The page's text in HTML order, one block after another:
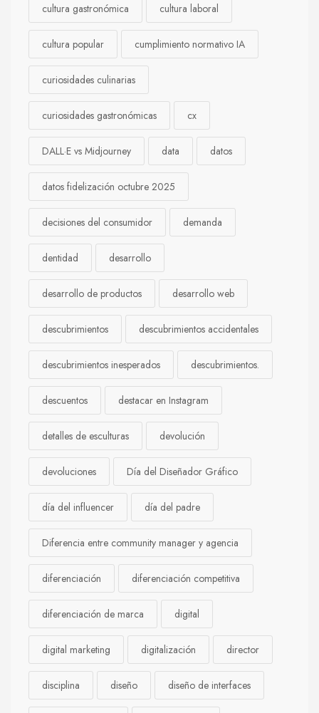
cultura gastronómica cultura laboral
cultura popular cumplimiento normativo IA
curiosidades culinarias
curiosidades gastronómicas cx
DALL·E vs Midjourney data datos
datos fidelización octubre 2025
decisiones del consumidor demanda
dentidad desarrollo
desarrollo de productos desarrollo web
descubrimientos descubrimientos accidentales
descubrimientos inesperados descubrimientos.
descuentos destacar en Instagram
detalles de esculturas devolución
devoluciones Día del Diseñador Gráfico
día del influencer día del padre
Diferencia entre community manager y agencia
diferenciación diferenciación competitiva
diferenciación de marca digital
digital marketing digitalización director
disciplina diseño diseño de interfaces